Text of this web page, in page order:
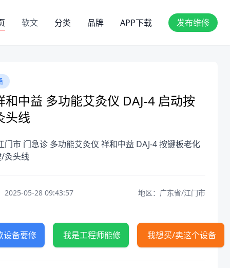
软文 分类 品牌 APP下载 发布维修
和中益 多功能艾灸仪 DAJ-4 启动按
头线
门市 门急诊 多功能艾灸仪 祥和中益 DAJ-4 按键板老化
灸头线
2025-05-28 09:43:57 地区：广东省/江门市
设备要修 我是工程师能修 我想买/卖这个设备